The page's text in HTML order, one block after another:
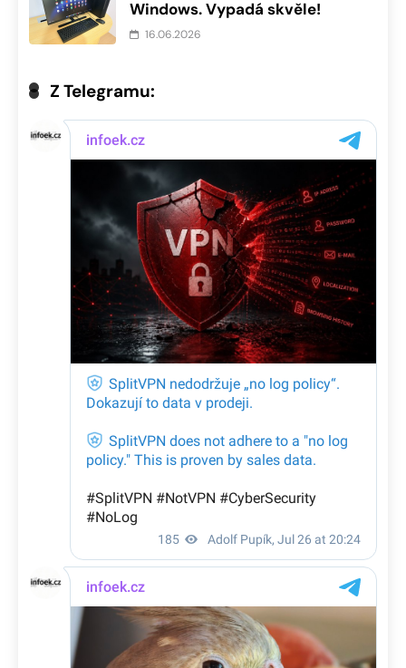
Windows. Vypadá skvěle!
16.06.2026
Z Telegramu: